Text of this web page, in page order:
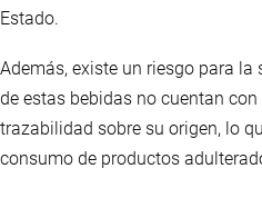
Estado.
Además, existe un riesgo para
de estas bebidas no cuentan
trazabilidad sobre su origen, lo
consumo de productos